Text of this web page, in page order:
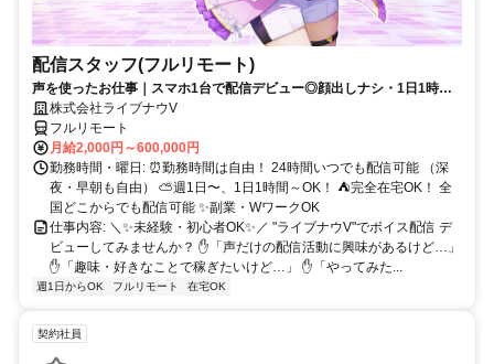
配信スタッフ(フルリモート)
声を使ったお仕事｜スマホ1台で配信デビュー◎顔出しナシ・1日1時間
～OK♪
株式会社ライブナウV
フルリモート
月給2,000円～600,000円
勤務時間・曜日: ⏰勤務時間は自由！ 24時間いつでも配信可能 （深
夜・早朝も自由） ⛅週1日〜、1日1時間～OK！ ⛺完全在宅OK！ 全
国どこからでも配信可能 ✨副業・WワークOK
仕事内容: ＼✨未経験・初心者OK✨／ "ライブナウV"でボイス配信 デ
ビューしてみませんか？ ✋「声だけの配信活動に興味があるけど…」
✋「趣味・好きなことで稼ぎたいけど…」 ✋「やってみた...
週1日からOK フルリモート 在宅OK
契約社員